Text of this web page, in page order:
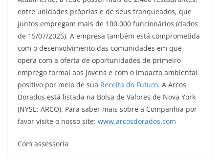
entre unidades próprias e de seus franqueados, que
juntos empregam mais de 100.000 funcionários (dados
de 15/07/2025). A empresa também está comprometida
com o desenvolvimento das comunidades em que
opera com a oferta de oportunidades de primeiro
emprego formal aos jovens e com o impacto ambiental
positivo por meio de sua Receita do Futuro. A Arcos
Dorados está listada na Bolsa de Valores de Nova York
(NYSE: ARCO). Para saber mais sobre a Companhia por
favor visite o nosso site: www.arcosdorados.com
Com assessoria